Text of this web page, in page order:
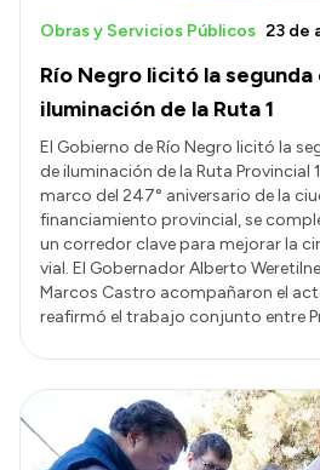
Transparencia
Presupuesto
Boletín Oficial
Compras y licitaciones
Consulta de expedientes
Consulta de pago a
Río Negro licitó la segunda
iluminación de la Ruta 1
Obras y Servicios Públicos 23 de
El Gobierno de Río Negro licitó la
de iluminación de la Ruta Provincial
marco del 247° aniversario de la
financiamiento provincial, se
un corredor clave para mejorar la
vial. El Gobernador Alberto
Marcos Castro acompañaron el
reafirmó el trabajo conjunto entre